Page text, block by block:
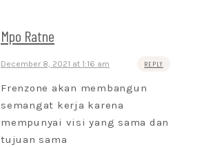
Mpo Ratne
December 8, 2021 at 1:16 am REPLY
Frenzone akan membangun
semangat kerja karena
mempunyai visi yang sama dan
tujuan sama